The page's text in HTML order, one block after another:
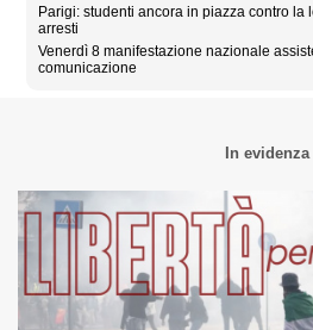
Parigi: studenti ancora in piazza contro la
arresti
Venerdì 8 manifestazione nazionale
comunicazione
In evidenza